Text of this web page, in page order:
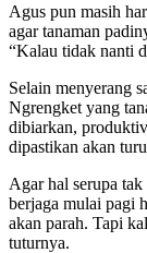
Agus pun masih
agar tanaman
“Kalau tidak nanti
Selain menyerang
Ngrengket yang
dibiarkan,
dipastikan akan
Agar hal serupa
berjaga mulai pagi
akan parah. Tapi
tuturnya.